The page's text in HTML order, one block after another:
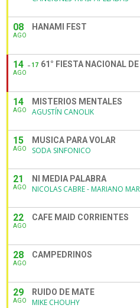
08
AGO
HANAMI FEST
14
AGO
17 61° FIESTA NACIONAL
14
AGO
MISTERIOS MENTALES
AGUSTÍN CANOLIK
15
AGO
MUSICA PARA VOLAR
SODA SINFONICO
21
AGO
NI MEDIA PALABRA
NICOLAS CABRE - MARIANO
22
AGO
CAFE MAID CORRIENTES
28
AGO
CAMPEDRINOS
29
AGO
RUIDO DE MATE
MIKE CHOUHY